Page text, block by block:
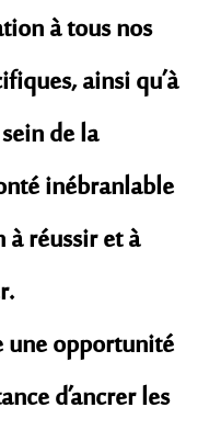
à tous nos
ainsi qu’à
de la
inébranlable
réussir et à
une opportunité
d’ancrer les